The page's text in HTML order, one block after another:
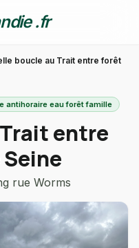
.fr
boucle au Trait entre forêt
antihoraire eau forêt famille
entre
rue Worms